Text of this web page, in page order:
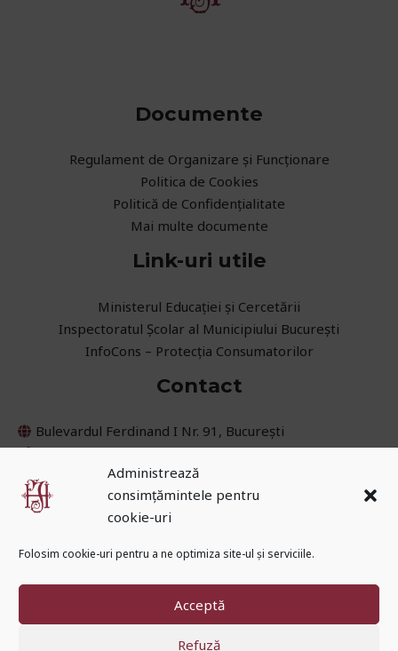
Administrează
consimțămintele pentru
cookie-uri
Folosim cookie-uri pentru a ne optimiza site-ul și serviciile.
Acceptă
Refuză
Documente
Regulament de Organizare și Funcționare
Politica de Cookies
Politică de Confidențialitate
Mai multe documente
Link-uri utile
Ministerul Educaţiei și Cercetării
Inspectoratul Școlar al Municipiului București
InfoCons – Protecția Consumatorilor
Contact
Bulevardul Ferdinand I Nr. 91, București
021 252 45 08
031 405 62 30
secretariat@cnih.ro